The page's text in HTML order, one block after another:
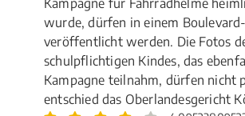
wurde, dürfen in einem
veröffentlicht werden. Die Fotos
schulpflichtigen Kindes, das
Kampagne teilnahm, dürfen nicht
entschied das Oberlandesgericht